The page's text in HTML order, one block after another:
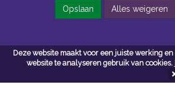
Deze website maakt voor een juiste werking
website te analyseren gebruik van cookies.
Algemene voorwaarden
Opslaan Alles weigeren